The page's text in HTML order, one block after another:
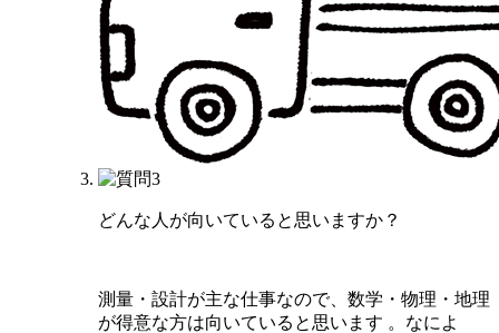
どんな人が向いていると思いますか？
測量・設計が主な仕事なので、数学・物理・地理
が得意な方は向いていると思います 。なによ